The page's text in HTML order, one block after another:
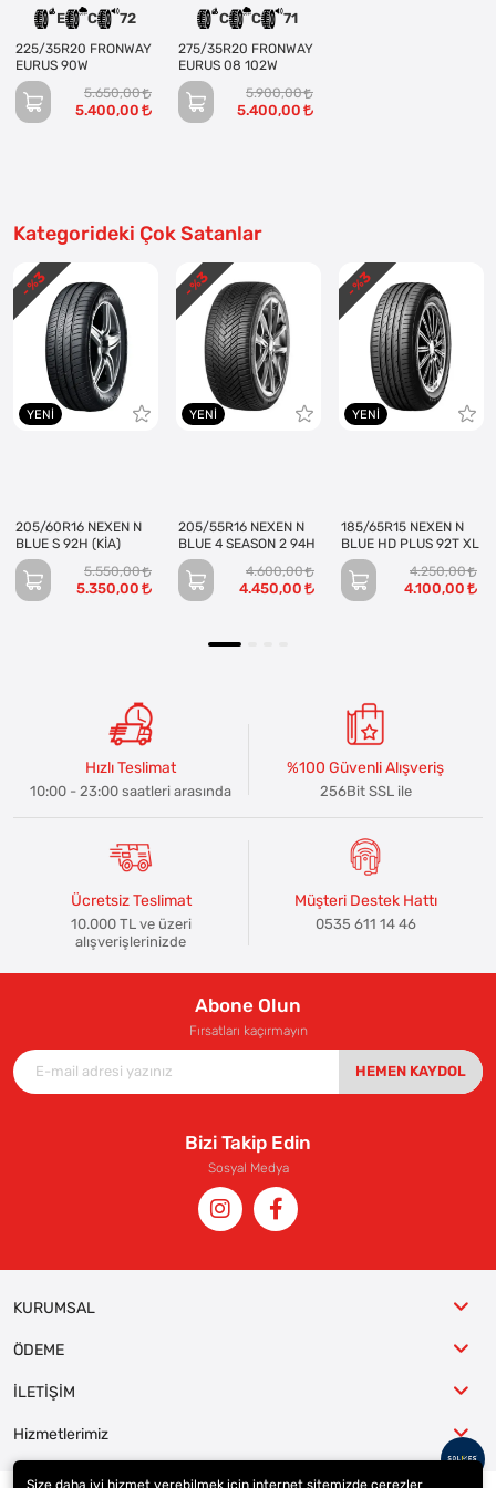
E C 72
225/35R20 FRONWAY
EURUS 90W
5.650,00
5.400,00
C C 71
275/35R20 FRONWAY
EURUS 08 102W
5.900,00
5.400,00
Kategorideki Çok Satanlar
YENI
205/60R16 NEXEN N
BLUE S 92H (KİA)
5.550,00
5.350,00
- %
3
YENI
205/55R16 NEXEN N
BLUE 4 SEASON 2 94H
4.600,00
4.450,00
- %
3
YENI
185/65R15 NEXEN N
BLUE HD PLUS 92T XL
4.250,00
4.100,00
- %
3
Hızlı Teslimat
10:00 - 23:00 saatleri arasında
%100 Güvenli Alışveriş
256Bit SSL ile
Ücretsiz Teslimat
10.000 TL ve üzeri
alışverişlerinizde
Müşteri Destek Hattı
0535 611 14 46
Abone Olun
Fırsatları kaçırmayın
HEMEN KAYDOL
Bizi Takip Edin
Sosyal Medya
KURUMSAL
ÖDEME
İLETİŞİM
Hizmetlerimiz
Size daha iyi hizmet verebilmek için internet sitemizde çerezler